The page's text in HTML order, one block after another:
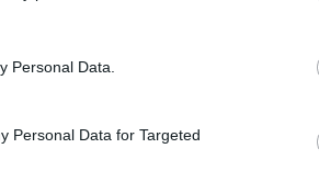
Personal Data.
Personal Data for Targeted